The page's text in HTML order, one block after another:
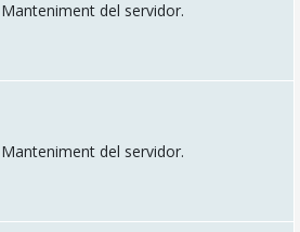
Manteniment del servidor.
Manteniment del servidor.